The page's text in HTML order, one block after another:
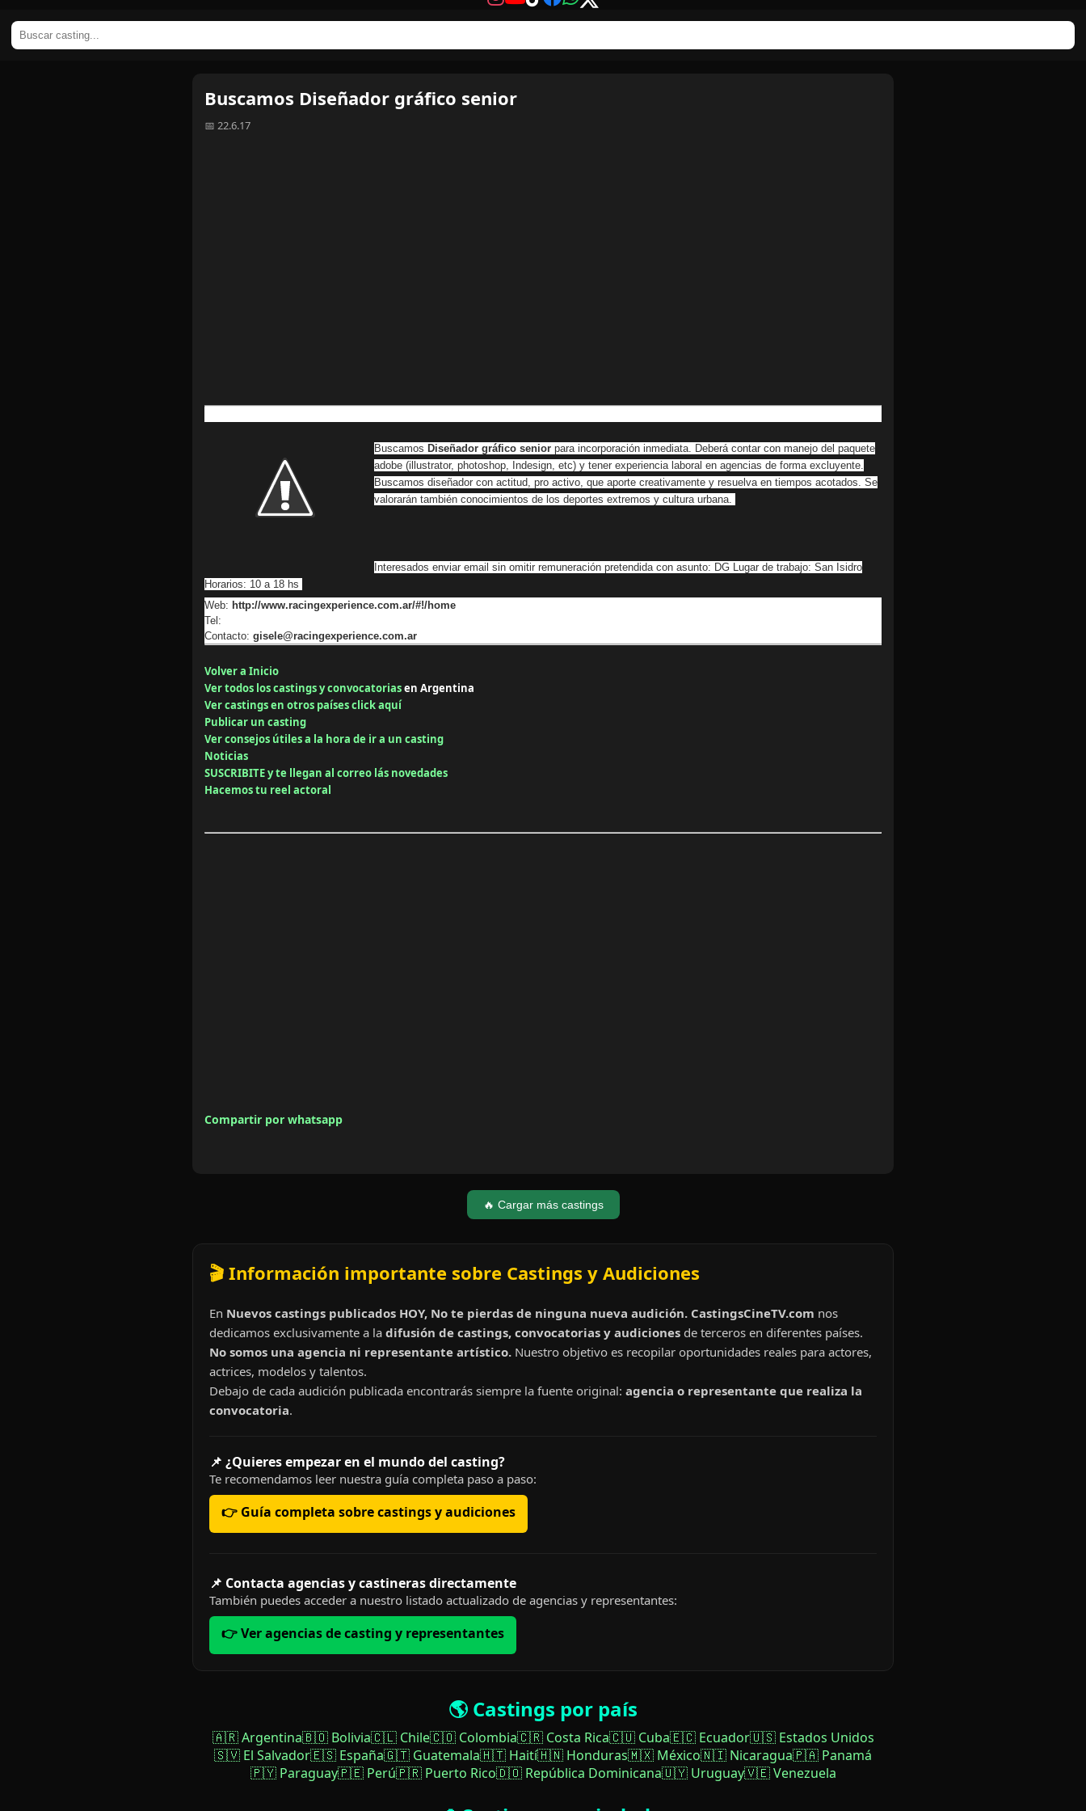
Buscamos Diseñador gráfico senior
📅 22.6.17
Buscamos Diseñador gráfico senior para incorporación inmediata. Deberá contar con manejo del paquete
adobe (illustrator, photoshop, Indesign, etc) y tener experiencia laboral en agencias de forma excluyente.
Buscamos diseñador con actitud, pro activo, que aporte creativamente y resuelva en tiempos acotados. Se
valorarán también conocimientos de los deportes extremos y cultura urbana.
Interesados enviar email sin omitir remuneración pretendida con asunto: DG Lugar de trabajo: San Isidro
Horarios: 10 a 18 hs
Web: http://www.racingexperience.com.ar/#!/home
Tel:
Contacto: gisele@racingexperience.com.ar
Volver a Inicio
Ver todos los castings y convocatoriasen Argentina
Ver castings en otros países click aquí
Publicar un casting
Ver consejos útiles a la hora de ir a un casting
Noticias
SUSCRIBITE y te llegan al correo lás novedades
Hacemos tu reel actoral
Compartir por whatsapp
🔥 Cargar más castings
🎬 Información importante sobre Castings y Audiciones
En Nuevos castings publicados HOY, No te pierdas de ninguna nueva audición. CastingsCineTV.com nos
dedicamos exclusivamente a la difusión de castings, convocatorias y audiciones de terceros en diferentes países.
No somos una agencia ni representante artístico. Nuestro objetivo es recopilar oportunidades reales para actores,
actrices, modelos y talentos.
Debajo de cada audición publicada encontrarás siempre la fuente original: agencia o representante que realiza la
convocatoria.
📌 ¿Quieres empezar en el mundo del casting?
Te recomendamos leer nuestra guía completa paso a paso:
👉 Guía completa sobre castings y audiciones
📌 Contacta agencias y castineras directamente
También puedes acceder a nuestro listado actualizado de agencias y representantes:
👉 Ver agencias de casting y representantes
🌎 Castings por país
🇦🇷 Argentina🇧🇴 Bolivia🇨🇱 Chile🇨🇴 Colombia🇨🇷 Costa Rica🇨🇺 Cuba🇪🇨 Ecuador🇺🇸 Estados Unidos
🇸🇻 El Salvador🇪🇸 España🇬🇹 Guatemala🇭🇹 Haití🇭🇳 Honduras🇲🇽 México🇳🇮 Nicaragua🇵🇦 Panamá
🇵🇾 Paraguay🇵🇪 Perú🇵🇷 Puerto Rico🇩🇴 República Dominicana🇺🇾 Uruguay🇻🇪 Venezuela